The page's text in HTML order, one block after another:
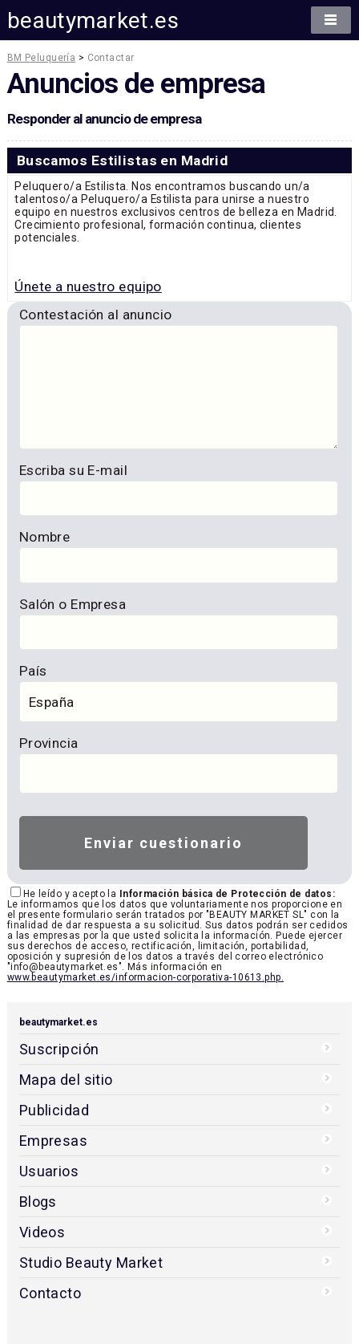
beautymarket.es
BM Peluquería > Contactar
Anuncios de empresa
Responder al anuncio de empresa
Buscamos Estilistas en Madrid
Peluquero/a Estilista. Nos encontramos buscando un/a
talentoso/a Peluquero/a Estilista para unirse a nuestro
equipo en nuestros exclusivos centros de belleza en Madrid.
Crecimiento profesional, formación continua, clientes
potenciales.
Únete a nuestro equipo
Contestación al anuncio
Escriba su E-mail
Nombre
Salón o Empresa
País
Provincia
He leído y acepto la Información básica de Protección de datos:
Le informamos que los datos que voluntariamente nos proporcione en
el presente formulario serán tratados por "BEAUTY MARKET SL" con la
finalidad de dar respuesta a su solicitud. Sus datos podrán ser cedidos
a las empresas por la que usted solicita la información. Puede ejercer
sus derechos de acceso, rectificación, limitación, portabilidad,
oposición y supresión de los datos a través del correo electrónico
"info@beautymarket.es". Más información en
www.beautymarket.es/informacion-corporativa-10613.php.
beautymarket.es
Suscripción
Mapa del sitio
Publicidad
Empresas
Usuarios
Blogs
Videos
Studio Beauty Market
Contacto